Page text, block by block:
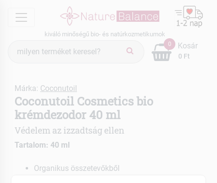
menu
kiváló minőségű bio- és natúrkozmetikumok
keresés
0
0 Ft
Kosár
Márka: Coconutoil
Coconutoil Cosmetics bio
krémdezodor 40 ml
Védelem az izzadtság ellen
Tartalom: 40 ml
Organikus összetevőkből